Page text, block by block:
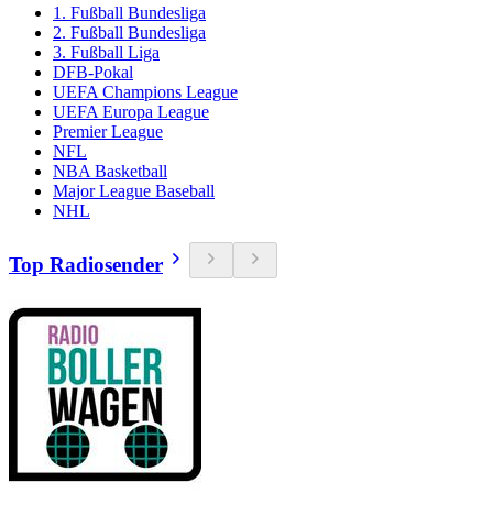
1. Fußball Bundesliga
2. Fußball Bundesliga
3. Fußball Liga
DFB-Pokal
UEFA Champions League
UEFA Europa League
Premier League
NFL
NBA Basketball
Major League Baseball
NHL
Top Radiosender